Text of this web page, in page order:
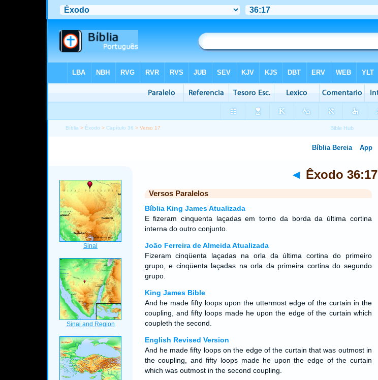
Bíblia > Êxodo >Capítulo 36 > Verso 17
◄ Êxodo 36:17
Versos Paralelos
Bíblia King James Atualizada
E fizeram cinquenta laçadas em torno da borda da última cortina
interna do outro conjunto.
João Ferreira de Almeida Atualizada
Fizeram cinqüenta laçadas na orla da última cortina do primeiro
grupo, e cinqüenta laçadas na orla da primeira cortina do segundo
grupo.
King James Bible
And he made fifty loops upon the uttermost edge of the curtain in the
coupling, and fifty loops made he upon the edge of the curtain which
coupleth the second.
English Revised Version
And he made fifty loops on the edge of the curtain that was outmost in
the coupling, and fifty loops made he upon the edge of the curtain
which was outmost in the second coupling.